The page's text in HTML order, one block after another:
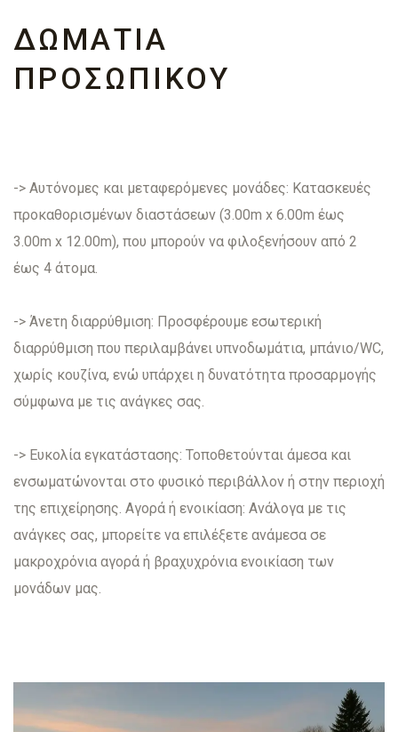
ΔΩΜΆΤΙΑ
ΠΡΟΣΩΠΙΚΟΎ
-> Αυτόνομες και μεταφερόμενες μονάδες: Κατασκευές
προκαθορισμένων διαστάσεων (3.00m x 6.00m έως
3.00m x 12.00m), που μπορούν να φιλοξενήσουν από 2
έως 4 άτομα.
-> Άνετη διαρρύθμιση: Προσφέρουμε εσωτερική
διαρρύθμιση που περιλαμβάνει υπνοδωμάτια, μπάνιο/WC,
χωρίς κουζίνα, ενώ υπάρχει η δυνατότητα προσαρμογής
σύμφωνα με τις ανάγκες σας.
-> Ευκολία εγκατάστασης: Τοποθετούνται άμεσα και
ενσωματώνονται στο φυσικό περιβάλλον ή στην περιοχή
της επιχείρησης. Αγορά ή ενοικίαση: Ανάλογα με τις
ανάγκες σας, μπορείτε να επιλέξετε ανάμεσα σε
μακροχρόνια αγορά ή βραχυχρόνια ενοικίαση των
μονάδων μας.